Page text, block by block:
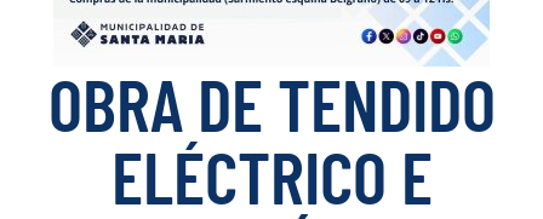
OBRA DE TENDIDO
ELÉCTRICO E